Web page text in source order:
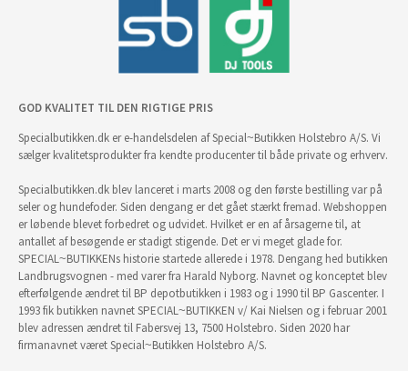
GOD KVALITET TIL DEN RIGTIGE PRIS
Specialbutikken.dk er e-handelsdelen af Special~Butikken Holstebro A/S. Vi
sælger kvalitetsprodukter fra kendte producenter til både private og erhverv.
Specialbutikken.dk blev lanceret i marts 2008 og den første bestilling var på
seler og hundefoder. Siden dengang er det gået stærkt fremad. Webshoppen
er løbende blevet forbedret og udvidet. Hvilket er en af årsagerne til, at
antallet af besøgende er stadigt stigende. Det er vi meget glade for.
SPECIAL~BUTIKKENs historie startede allerede i 1978. Dengang hed butikken
Landbrugsvognen - med varer fra Harald Nyborg. Navnet og konceptet blev
efterfølgende ændret til BP depotbutikken i 1983 og i 1990 til BP Gascenter. I
1993 fik butikken navnet SPECIAL~BUTIKKEN v/ Kai Nielsen og i februar 2001
blev adressen ændret til Fabersvej 13, 7500 Holstebro. Siden 2020 har
firmanavnet været Special~Butikken Holstebro A/S.